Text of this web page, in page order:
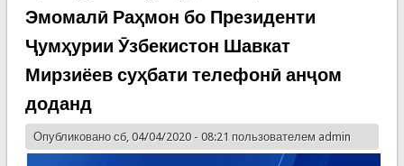
Эмомалӣ Раҳмон бо Президенти
Ҷумҳурии Ӯзбекистон Шавкат
Мирзиёев суҳбати телефонӣ анҷом
доданд
Опубликовано сб, 04/04/2020 - 08:21 пользователем admin